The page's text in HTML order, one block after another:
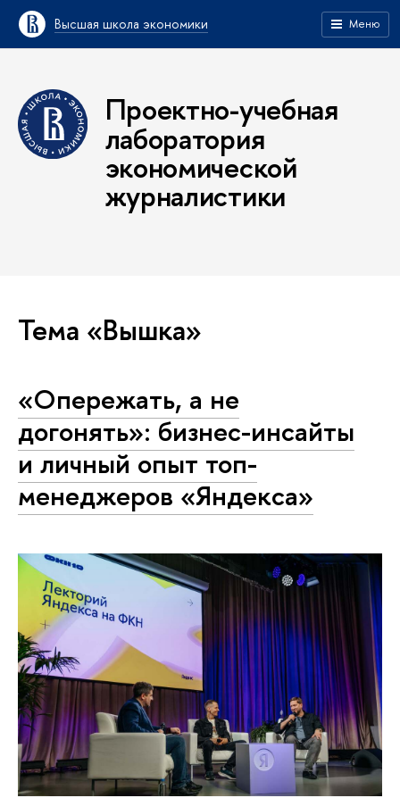
Высшая школа экономики Меню
Проектно-учебная
лаборатория
экономической
журналистики
Тема «Вышка»
«Опережать, а не
догонять»: бизнес-инсайты
и личный опыт топ-
менеджеров «Яндекса»